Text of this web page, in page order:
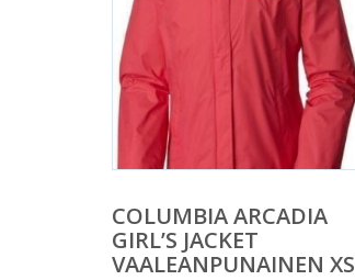
COLUMBIA ARCADIA
GIRL’S JACKET
VAALEANPUNAINEN XS